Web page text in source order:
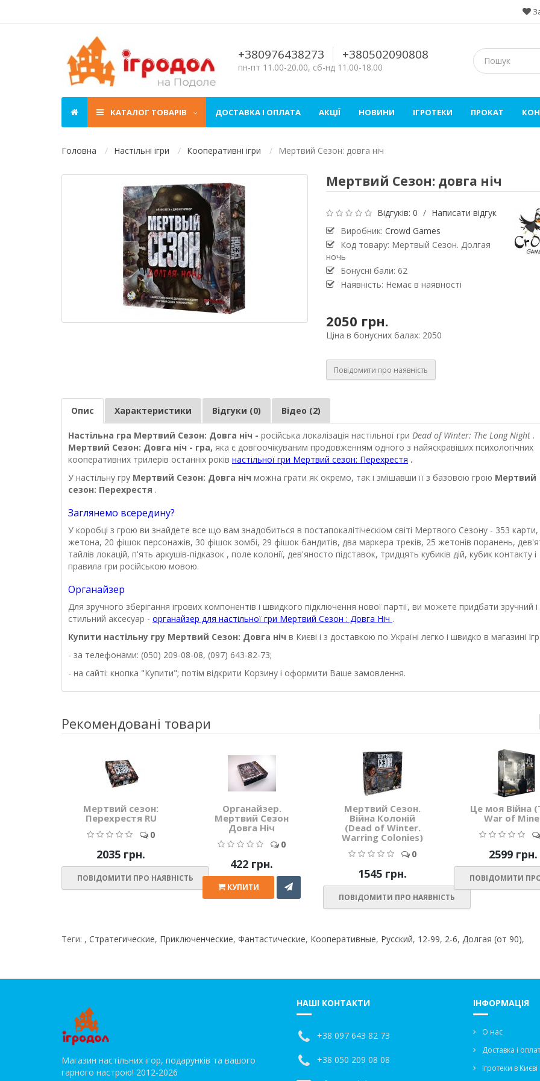
+380976438273 +380502090808
пн-пт 11.00-20.00, сб-нд 11.00-18.00
КАТАЛОГ ТОВАРІВ ДОСТАВКА І ОПЛАТА АКЦІЇ НОВИНИ ІГРОТЕКИ ПРОКАТ
Головна Настільні ігри Кооперативні ігри Мертвий Сезон: довга ніч
Мертвий Сезон: довга ніч
Відгуків: 0 / Написати відгук
Виробник: Crowd Games
Код товару: Мертвый Сезон. Долгая
ночь
Бонусні бали: 62
Наявність: Немає в наявності
2050 грн.
Ціна в бонусних балах: 2050
Повідомити про наявність
Опис Характеристики Відгуки (0) Відео (2)
Настільна гра Мертвий Сезон: Довга ніч - російська локалізація настільної гри Dead of Winter: The Long Night .
Мертвий Сезон: Довга ніч - гра, яка є довгоочікуваним продовженням одного з найяскравіших психологічних
кооперативних трилерів останніх років настільної гри Мертвий сезон: Перехрестя .
У настільну гру Мертвий Сезон: Довга ніч можна грати як окремо, так і змішавши її з базовою грою Мертвий
сезон: Перехрестя .
Заглянемо всередину?
У коробці з грою ви знайдете все що вам знадобиться в постапокалітіческіом світі Мертвого Сезону - 353
жетона, 20 фішок персонажів, 30 фішок зомбі, 29 фішок бандитів, два маркера треків, 25 жетонів поранень,
тайлів локацій, п'ять аркушів-підказок , поле колонії, дев'яносто підставок, тридцять кубиків дій, кубик контакту і
правила гри російською мовою.
Органайзер
Для зручного зберігання ігрових компонентів і швидкого підключення нової партії, ви можете придбати зручний і
стильний аксесуар - органайзер для настільної гри Мертвий Сезон : Довга Ніч .
Купити настільну гру Мертвий Сезон: Довга ніч в Києві і з доставкою по Україні легко і швидко в магазині
- за телефонами: (050) 209-08-08, (097) 643-82-73;
- на сайті: кнопка "Купити"; потім відкрити Корзину і оформити Ваше замовлення.
Рекомендовані товари
Мертвий сезон:
Перехрестя RU
0
2035 грн.
ПОВІДОМИТИ ПРО НАЯВНІСТЬ
Органайзер.
Мертвий Сезон
Довга Ніч
0
422 грн.
КУПИТИ
Мертвий Сезон.
Війна Колоній
(Dead of Winter.
Warring Colonies)
0
1545 грн.
ПОВІДОМИТИ ПРО НАЯВНІСТЬ
Це моя Війна
War of
2599 грн.
ПОВІДОМИТИ ПРО
Теги: , Стратегические, Приключенческие, Фантастические, Кооперативные, Русский, 12-99, 2-6, Долгая (от 90),
Магазин настільних ігор, подарунків та вашого
гарного настрою! 2012-2026
НАШІ КОНТАКТИ
+38 097 643 82 73
+38 050 209 08 08
ІНФОРМАЦІЯ
О нас
Доставка і
Ігротеки в Києві